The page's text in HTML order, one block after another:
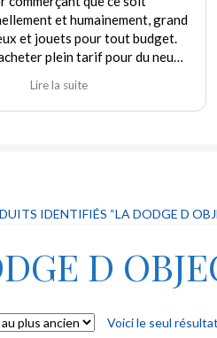
et humainement, grand
et jouets pour tout budget.
plein tarif pour du neuf
l'occasion en parfait état à prix
Encore merci au gérant qui
Lire la suite
IDENTIFIÉS “LA DODGE D
D
Voici le seul résultat